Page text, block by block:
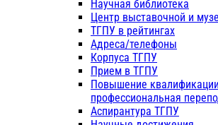
Научная библиотека
Центр выставочной и
ТГПУ в рейтингах
Адреса/телефоны
Корпуса ТГПУ
Прием в ТГПУ
Повышение
профессиональная
Аспирантура ТГПУ